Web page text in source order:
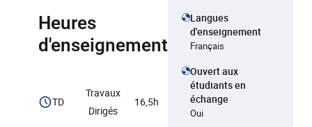
Heures
d'enseignement
TD
Travaux
Dirigés
16,5h
Langues
d'enseignement
Français
Ouvert aux
étudiants en
échange
Oui